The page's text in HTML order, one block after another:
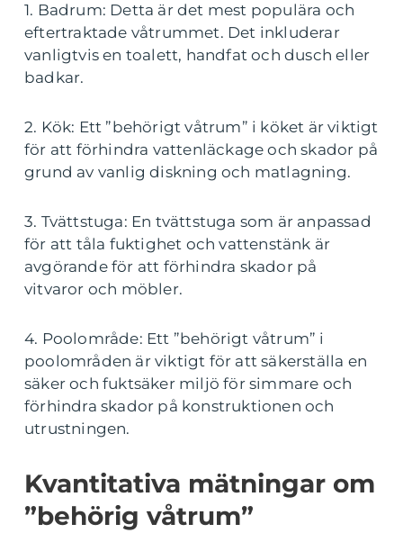
1. Badrum: Detta är det mest populära och
eftertraktade våtrummet. Det inkluderar
vanligtvis en toalett, handfat och dusch eller
badkar.
2. Kök: Ett ”behörigt våtrum” i köket är viktigt
för att förhindra vattenläckage och skador på
grund av vanlig diskning och matlagning.
3. Tvättstuga: En tvättstuga som är anpassad
för att tåla fuktighet och vattenstänk är
avgörande för att förhindra skador på
vitvaror och möbler.
4. Poolområde: Ett ”behörigt våtrum” i
poolområden är viktigt för att säkerställa en
säker och fuktsäker miljö för simmare och
förhindra skador på konstruktionen och
utrustningen.
Kvantitativa mätningar om
”behörig våtrum”